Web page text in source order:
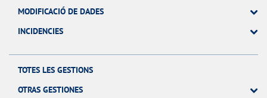
MODIFICACIÓ DE DADES
INCIDENCIES
TOTES LES GESTIONS
OTRAS GESTIONES